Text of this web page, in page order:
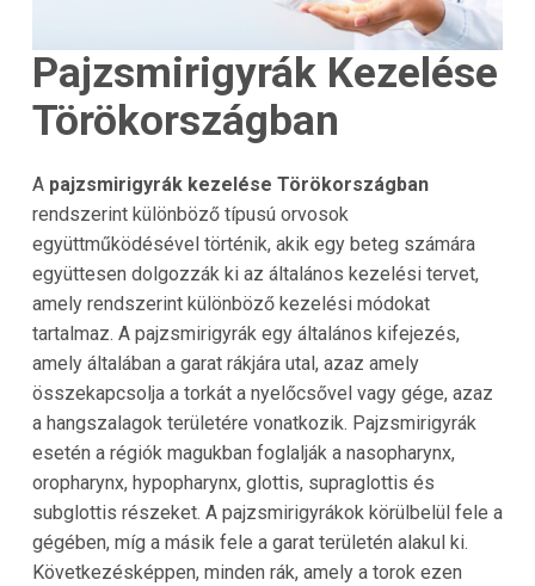
Pajzsmirigyrák Kezelése
Törökországban
A pajzsmirigyrák kezelése Törökországban
rendszerint különböző típusú orvosok
együttműködésével történik, akik egy beteg számára
együttesen dolgozzák ki az általános kezelési tervet,
amely rendszerint különböző kezelési módokat
tartalmaz. A pajzsmirigyrák egy általános kifejezés,
amely általában a garat rákjára utal, azaz amely
összekapcsolja a torkát a nyelőcsővel vagy gége, azaz
a hangszalagok területére vonatkozik. Pajzsmirigyrák
esetén a régiók magukban foglalják a nasopharynx,
oropharynx, hypopharynx, glottis, supraglottis és
subglottis részeket. A pajzsmirigyrákok körülbelül fele a
gégében, míg a másik fele a garat területén alakul ki.
Következésképpen, minden rák, amely a torok ezen